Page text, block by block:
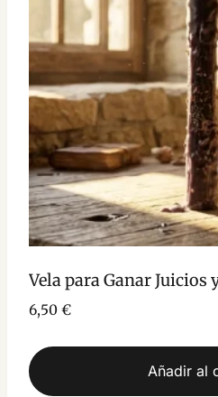
Vela para Ganar Juicios
6,50 €
Añadir al